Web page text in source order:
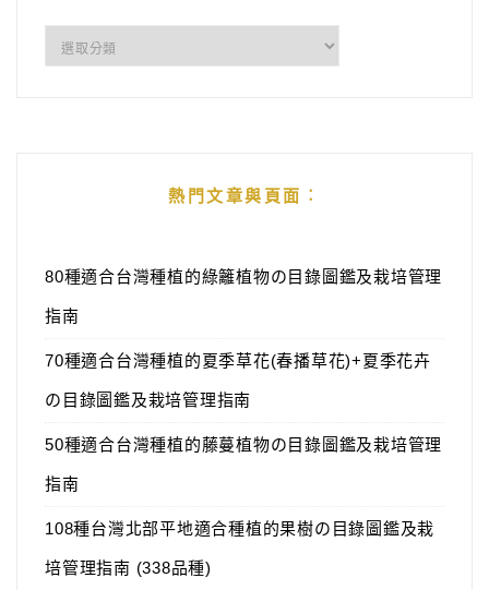
熱門文章與頁面︰
80種適合台灣種植的綠籬植物の目錄圖鑑及栽培管理
指南
70種適合台灣種植的夏季草花(春播草花)+夏季花卉
の目錄圖鑑及栽培管理指南
50種適合台灣種植的藤蔓植物の目錄圖鑑及栽培管理
指南
108種台灣北部平地適合種植的果樹の目錄圖鑑及栽
培管理指南 (338品種)